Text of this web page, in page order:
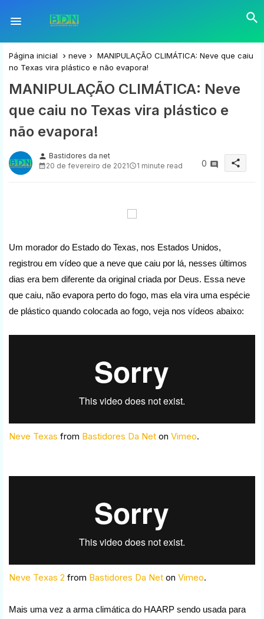
Página inicial neve
MANIPULAÇÃO CLIMÁTICA: Neve que caiu
no Texas vira plástico e não evapora!
MANIPULAÇÃO CLIMÁTICA: Neve
que caiu no Texas vira plástico e
não evapora!
person Bastidores da net
20 de fevereiro de 2021
1 minute read 0 share
Um morador do Estado do Texas, nos Estados Unidos,
registrou em vídeo que a neve que caiu por lá, nesses últimos
dias era bem diferente da original criada por Deus. Essa neve
que caiu, não evapora perto do fogo, mas ela vira uma espécie
de plástico quando colocada ao fogo, veja nos vídeos abaixo:
Neve Texas from Bastidores Da Net on Vimeo.
Neve Texas 2 from Bastidores Da Net on Vimeo.
Mais uma vez a arma climática do HAARP sendo usada para